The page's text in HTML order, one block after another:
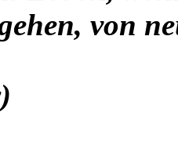
von